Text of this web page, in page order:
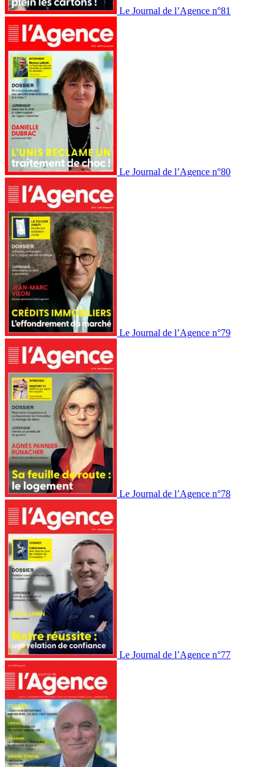
Le Journal de l’Agence n°81
Le Journal de l’Agence n°80
Le Journal de l’Agence n°79
Le Journal de l’Agence n°78
Le Journal de l’Agence n°77